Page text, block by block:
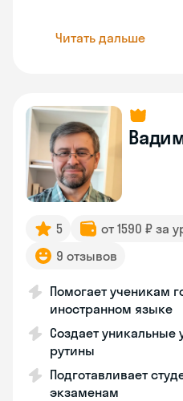
Читать дальше
5 от 1590 ₽ за
9 отзывов
Помогает ученикам
иностранном языке
Создает уникальные
рутины
Подготавливает
экзаменам